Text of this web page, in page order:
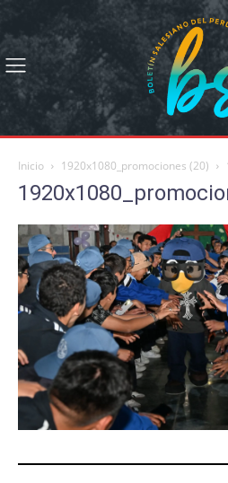
Inicio 1920x1080_promociones (20)